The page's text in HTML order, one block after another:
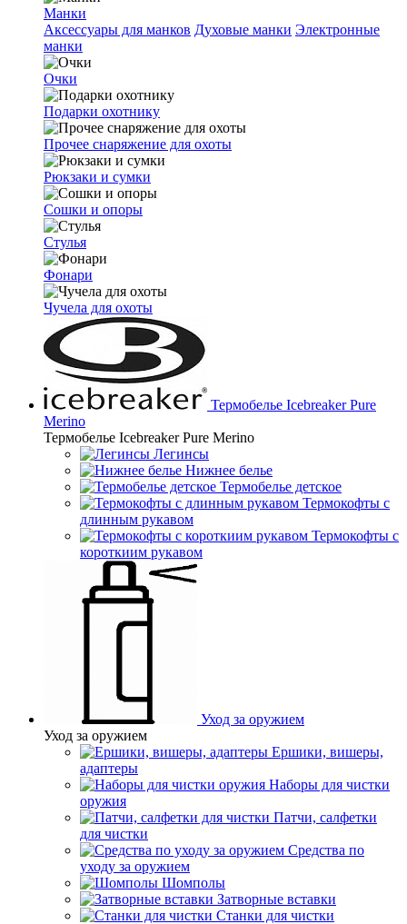
Манки
Аксессуары для манков Духовые манки Электронные
манки
Очки
Подарки охотнику
Прочее снаряжение для охоты
Рюкзаки и сумки
Сошки и опоры
Стулья
Фонари
Чучела для охоты
Термобелье Icebreaker Pure
Merino
Термобелье Icebreaker Pure Merino
Легинсы
Нижнее белье
Термобелье детское
Термокофты с
длинным рукавом
Термокофты с
короткиим рукавом
Уход за оружием
Уход за оружием
Ершики, вишеры,
адаптеры
Наборы для чистки
оружия
Патчи, салфетки
для чистки
Средства по
уходу за оружием
Шомполы
Затворные вставки
Станки для чистки